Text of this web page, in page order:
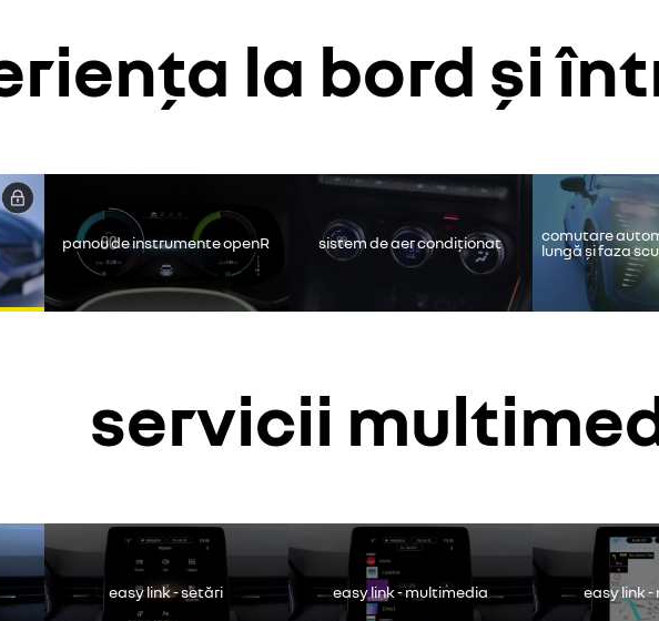
la bord și
continui fără să accept accept
panou de instrumente openR sistem de aer condiționat
comutare
lungă și faza
servicii
continui fără să accept accept
easy link - setări easy link - multimedia easy link